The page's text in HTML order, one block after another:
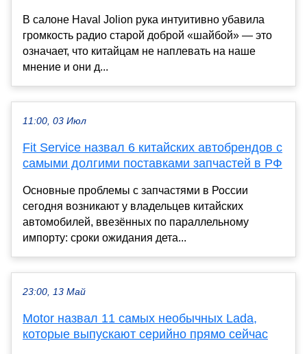
В салоне Haval Jolion рука интуитивно убавила
громкость радио старой доброй «шайбой» — это
означает, что китайцам не наплевать на наше
мнение и они д...
11:00, 03 Июл
Fit Service назвал 6 китайских автобрендов с
самыми долгими поставками запчастей в РФ
Основные проблемы с запчастями в России
сегодня возникают у владельцев китайских
автомобилей, ввезённых по параллельному
импорту: сроки ожидания дета...
23:00, 13 Май
Motor назвал 11 самых необычных Lada,
которые выпускают серийно прямо сейчас